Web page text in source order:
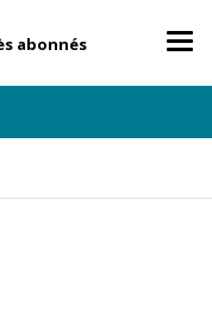
abonnés